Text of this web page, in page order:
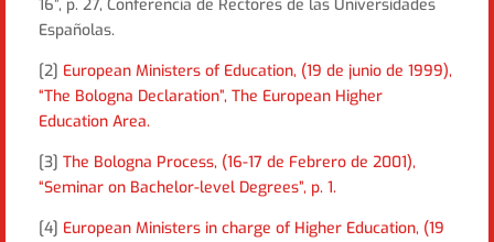
16”, p. 27, Conferencia de Rectores de las Universidades
Españolas.
[2] European Ministers of Education, (19 de junio de 1999),
“The Bologna Declaration”, The European Higher
Education Area.
[3] The Bologna Process, (16-17 de Febrero de 2001),
“Seminar on Bachelor-level Degrees”, p. 1.
[4] European Ministers in charge of Higher Education, (19